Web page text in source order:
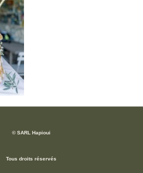
© SARL Hapioui
Tous droits réservés